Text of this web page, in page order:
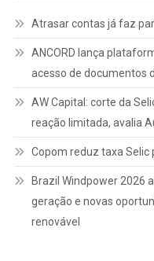
Atrasar contas já faz
ANCORD lança
acesso de documentos
AW Capital: corte da
reação limitada, avalia
Copom reduz taxa Selic
Brazil Windpower 2026
geração e novas
renovável